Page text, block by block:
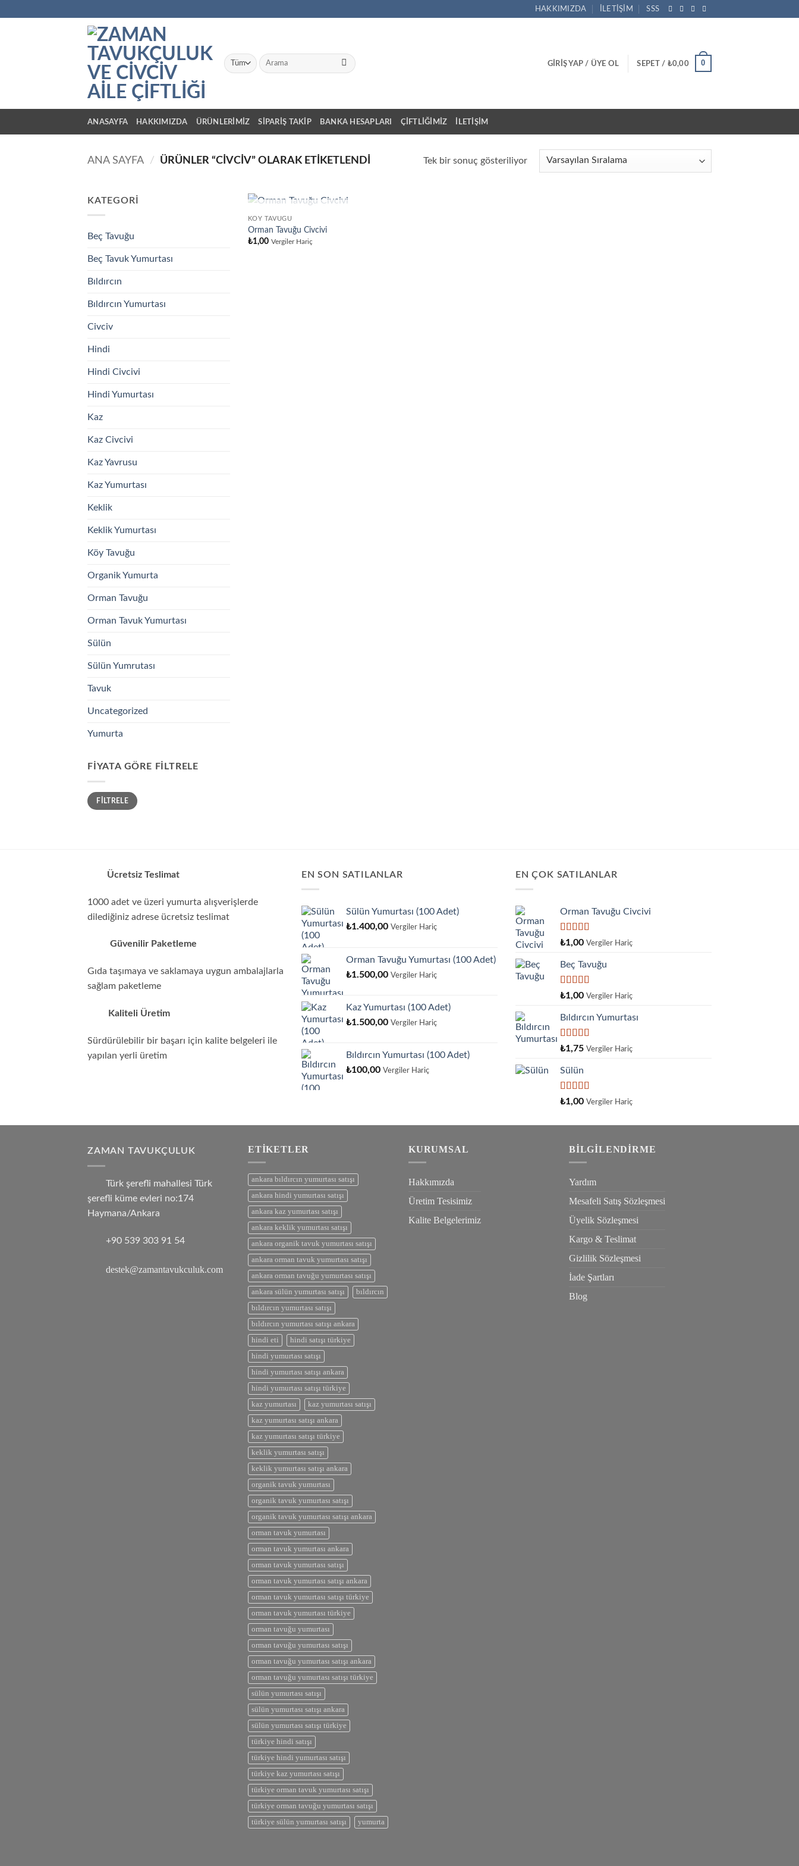
HAKKIMIZDA İLETIŞIM SSS
Ara:
GIRIŞ YAP / ÜYE OL SEPET / ₺0,00 0
ANASAYFA HAKKIMIZDA ÜRÜNLERİMİZ SIPARIŞ TAKIP BANKA HESAPLARI ÇIFTLIĞIMIZ İLETIŞIM
ANA SAYFA / ÜRÜNLER “CIVCIV” OLARAK ETIKETLENDI Tek bir sonuç gösteriliyor
KATEGORI
Beç Tavuğu
Beç Tavuk Yumurtası
Bıldırcın
Bıldırcın Yumurtası
Civciv
Hindi
Hindi Civcivi
Hindi Yumurtası
Kaz
Kaz Civcivi
Kaz Yavrusu
Kaz Yumurtası
Keklik
Keklik Yumurtası
Köy Tavuğu
Organik Yumurta
Orman Tavuğu
Orman Tavuk Yumurtası
Sülün
Sülün Yumrutası
Tavuk
Uncategorized
Yumurta
FIYATA GÖRE FILTRELE
En
düşük
fiyat
En
yüksek
fiyat
FILTRELE
KÖY TAVUĞU
Orman Tavuğu Civcivi
₺1,00 Vergiler Hariç
Ücretsiz Teslimat
1000 adet ve üzeri yumurta alışverişlerde
dilediğiniz adrese ücretsiz teslimat
Güvenilir Paketleme
Gıda taşımaya ve saklamaya uygun ambalajlarla
sağlam paketleme
Kaliteli Üretim
Sürdürülebilir bir başarı için kalite belgeleri ile
yapılan yerli üretim
EN SON SATILANLAR
Sülün Yumurtası (100 Adet)
₺1.400,00 Vergiler Hariç
Orman Tavuğu Yumurtası (100 Adet)
₺1.500,00 Vergiler Hariç
Kaz Yumurtası (100 Adet)
₺1.500,00 Vergiler Hariç
Bıldırcın Yumurtası (100 Adet)
₺100,00 Vergiler Hariç
EN ÇOK SATILANLAR
Orman Tavuğu Civcivi
5 üzerinden
₺1,00 Vergiler Hariç
Beç Tavuğu
5
4.00oy
aldı
₺1,00 Vergiler Hariç
Bıldırcın Yumurtası
5
4.33oy
aldı
₺1,75 Vergiler Hariç
Sülün
5
aldı
₺1,00 Vergiler Hariç
ZAMAN TAVUKÇULUK
Türk şerefli mahallesi Türk
şerefli küme evleri no:174
Haymana/Ankara
+90 539 303 91 54
destek@zamantavukculuk.com
ETIKETLER
ankara bıldırcın yumurtası satışı
ankara hindi yumurtası satışı
ankara kaz yumurtası satışı
ankara keklik yumurtası satışı
ankara organik tavuk yumurtası satışı
ankara orman tavuk yumurtası satışı
ankara orman tavuğu yumurtası satışı
ankara sülün yumurtası satışı
bıldırcın
bıldırcın yumurtası satışı
bıldırcın yumurtası satışı ankara
hindi eti
hindi satışı türkiye
hindi yumurtası satışı
hindi yumurtası satışı ankara
hindi yumurtası satışı türkiye
kaz yumurtası
kaz yumurtası satışı
kaz yumurtası satışı ankara
kaz yumurtası satışı türkiye
keklik yumurtası satışı
keklik yumurtası satışı ankara
organik tavuk yumurtası
organik tavuk yumurtası satışı
organik tavuk yumurtası satışı ankara
orman tavuk yumurtası
orman tavuk yumurtası ankara
orman tavuk yumurtası satışı
orman tavuk yumurtası satışı ankara
orman tavuk yumurtası satışı türkiye
orman tavuk yumurtası türkiye
orman tavuğu yumurtası
orman tavuğu yumurtası satışı
orman tavuğu yumurtası satışı ankara
orman tavuğu yumurtası satışı türkiye
sülün yumurtası satışı
sülün yumurtası satışı ankara
sülün yumurtası satışı türkiye
türkiye hindi satışı
türkiye hindi yumurtası satışı
türkiye kaz yumurtası satışı
türkiye orman tavuk yumurtası satışı
türkiye orman tavuğu yumurtası satışı
türkiye sülün yumurtası satışı
yumurta
KURUMSAL
Hakkımızda
Üretim Tesisimiz
Kalite Belgelerimiz
BILGILENDIRME
Yardım
Mesafeli Satış Sözleşmesi
Üyelik Sözleşmesi
Kargo & Teslimat
Gizlilik Sözleşmesi
İade Şartları
Blog